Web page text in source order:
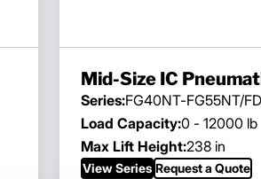
Mid-Size IC
Series:FG40NT-FG55NT/
Load Capacity:0 - 12000 lb
Max Lift Height:238 in
View Series Request a Quote